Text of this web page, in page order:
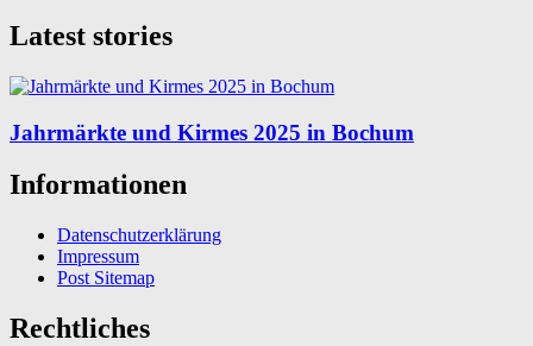
Latest stories
Jahrmärkte und Kirmes 2025 in Bochum
Informationen
Datenschutzerklärung
Impressum
Post Sitemap
Rechtliches